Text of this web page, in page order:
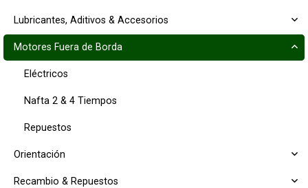
Lubricantes, Aditivos & Accesorios
Motores Fuera de Borda
Eléctricos
Nafta 2 & 4 Tiempos
Repuestos
Orientación
Recambio & Repuestos